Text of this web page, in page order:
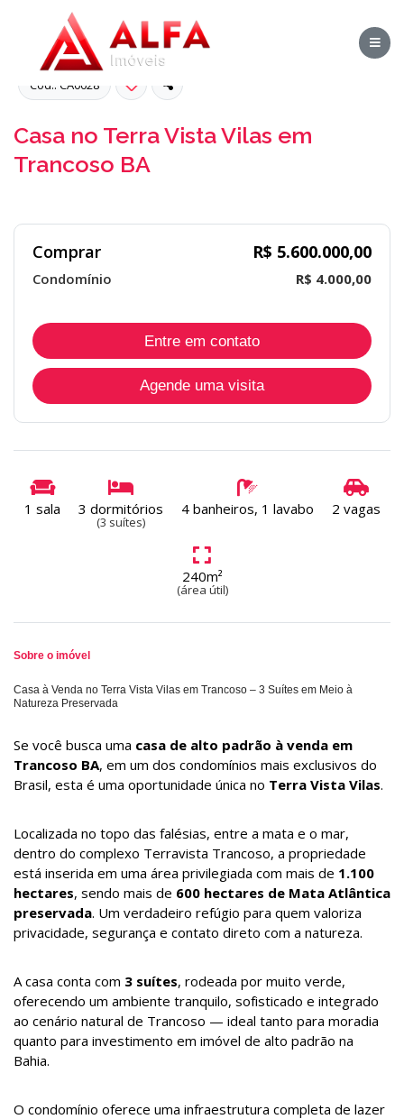
Cód.: CA0028
Casa no Terra Vista Vilas em
Trancoso BA
Comprar R$ 5.600.000,00
Condomínio R$ 4.000,00
Entre em contato
Agende uma visita
1 sala 3 dormitórios
(3 suítes)
4 banheiros, 1 lavabo 2 vagas
240m²
(área útil)
Sobre o imóvel
Casa à Venda no Terra Vista Vilas em Trancoso – 3 Suítes em Meio à
Natureza Preservada
Se você busca uma casa de alto padrão à venda em
Trancoso BA, em um dos condomínios mais exclusivos do
Brasil, esta é uma oportunidade única no Terra Vista Vilas.
Localizada no topo das falésias, entre a mata e o mar,
dentro do complexo Terravista Trancoso, a propriedade
está inserida em uma área privilegiada com mais de 1.100
hectares, sendo mais de 600 hectares de Mata Atlântica
preservada. Um verdadeiro refúgio para quem valoriza
privacidade, segurança e contato direto com a natureza.
A casa conta com 3 suítes, rodeada por muito verde,
oferecendo um ambiente tranquilo, sofisticado e integrado
ao cenário natural de Trancoso — ideal tanto para moradia
quanto para investimento em imóvel de alto padrão na
Bahia.
O condomínio oferece uma infraestrutura completa de lazer